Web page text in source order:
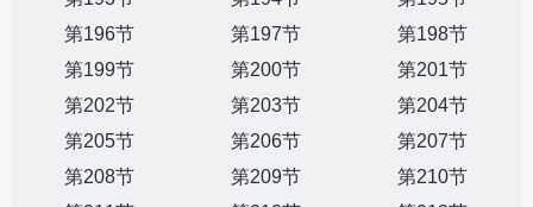
第196节
第197节
第198节
第199节
第200节
第201节
第202节
第203节
第204节
第205节
第206节
第207节
第208节
第209节
第210节